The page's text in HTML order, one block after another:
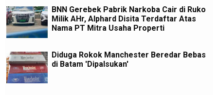
BNN Gerebek Pabrik Narkoba Cair di Ruko
Milik AHr, Alphard Disita Terdaftar Atas
Nama PT Mitra Usaha Properti
Diduga Rokok Manchester Beredar Bebas
di Batam 'Dipalsukan'